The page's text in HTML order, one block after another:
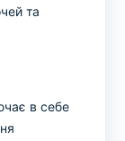
та
в себе